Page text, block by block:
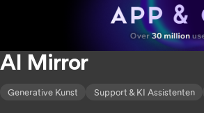
AI Mirror
Generative Kunst Support & KI Assistenten